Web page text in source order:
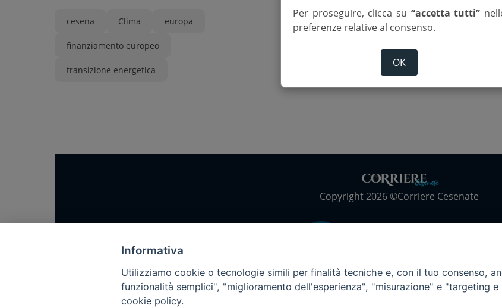
cesena Clima europa
finanziamento europeo
transizione energetica
Copyright 2026 ©Corriere Cesenate
Per proseguire, clicca su “accetta tutti”
preferenze relative al consenso.
OK
Informativa
Utilizziamo cookie o tecnologie simili per finalità tecniche e, con il tuo consenso,
funzionalità semplici", "miglioramento dell'esperienza", "misurazione" e "targeting
cookie policy.